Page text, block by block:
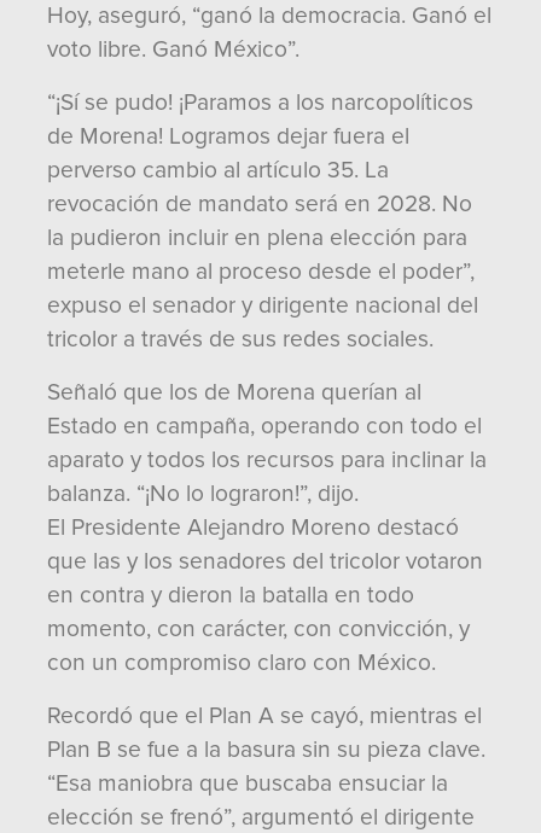
Hoy, aseguró, “ganó la democracia. Ganó el
voto libre. Ganó México”.
“¡Sí se pudo! ¡Paramos a los narcopolíticos
de Morena! Logramos dejar fuera el
perverso cambio al artículo 35. La
revocación de mandato será en 2028. No
la pudieron incluir en plena elección para
meterle mano al proceso desde el poder”,
expuso el senador y dirigente nacional del
tricolor a través de sus redes sociales.
Señaló que los de Morena querían al
Estado en campaña, operando con todo el
aparato y todos los recursos para inclinar la
balanza. “¡No lo lograron!”, dijo.
El Presidente Alejandro Moreno destacó
que las y los senadores del tricolor votaron
en contra y dieron la batalla en todo
momento, con carácter, con convicción, y
con un compromiso claro con México.
Recordó que el Plan A se cayó, mientras el
Plan B se fue a la basura sin su pieza clave.
“Esa maniobra que buscaba ensuciar la
elección se frenó”, argumentó el dirigente